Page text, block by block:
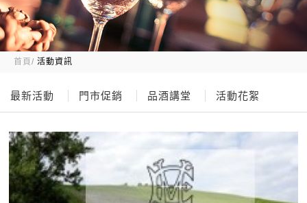
首頁 活動資訊
最新活動 門市促銷 品酒講堂 活動花絮